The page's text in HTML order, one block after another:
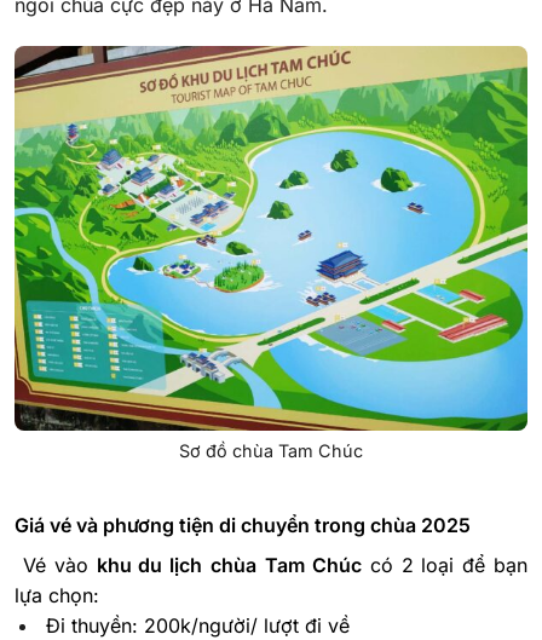
Sơ đồ chùa Tam Chúc
Giá vé và phương tiện di chuyển trong chùa 2025
Vé vào khu du lịch chùa Tam Chúccó 2 loại để bạn
lựa chọn:
Đi thuyền: 200k/người/ lượt đi về